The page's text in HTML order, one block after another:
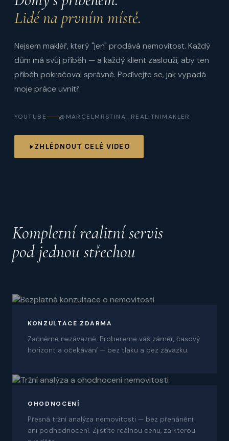
Lidé na prvním místě.
Nejsem makléř, který "jen" prodává nemovitost. Každý
dům má svůj příběh — a každý klient zaslouží, aby ten
příběh pokračoval správně. Podívejte se, jak vypadá
moje práce uvnitř.
YOUTUBE @MARCELMRSTINA_REALITNIMAKLER
ZHLÉDNOUT CELÉ VIDEO
Kompletní realitní servis
pod jednou střechou
KONZULTACE ZDARMA
Začněme nezávazně. Probereme váš záměr, časový
horizont a očekávání — bez tlaku a bez závazku.
OHODNOCENÍ
Přesná tržní analýza nemovitosti — bez přehánění
ani podhodnocení. Zjistíte reálnou cenu, za kterou